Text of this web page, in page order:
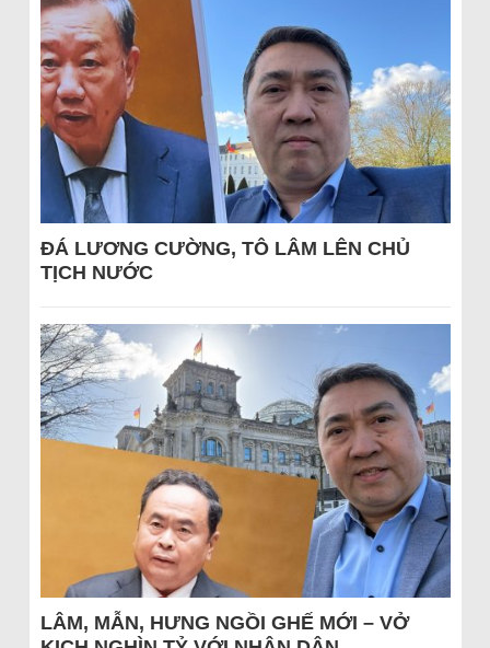
ĐÁ LƯƠNG CƯỜNG, TÔ LÂM LÊN CHỦ
TỊCH NƯỚC
LÂM, MẪN, HƯNG NGỒI GHẾ MỚI – VỞ